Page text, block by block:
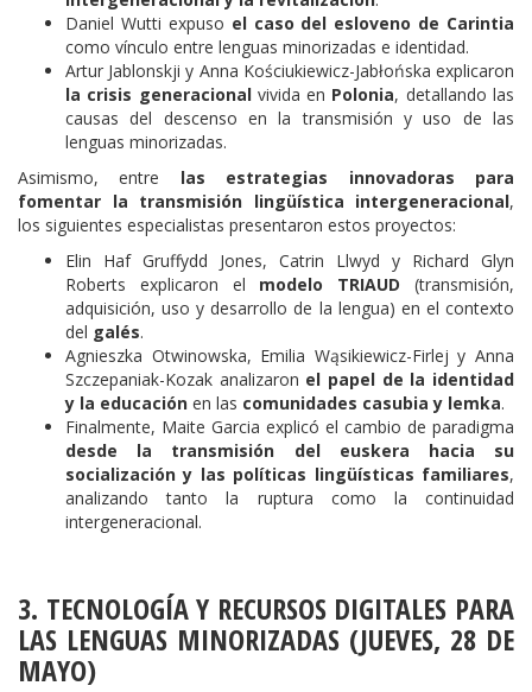
Daniel Wutti expuso el caso del esloveno de Carintia
como vínculo entre lenguas minorizadas e identidad.
Artur Jablonskji y Anna Kościukiewicz-Jabłońska explicaron
la crisis generacionalvivida en Polonia, detallando las
causas del descenso en la transmisión y uso de las
lenguas minorizadas.
Asimismo, entre las estrategias innovadoras para
fomentar la transmisión lingüística intergeneracional,
los siguientes especialistas presentaron estos proyectos:
Elin Haf Gruffydd Jones, Catrin Llwyd y Richard Glyn
Roberts explicaron el modelo TRIAUD (transmisión,
adquisición, uso y desarrollo de la lengua) en el contexto
del galés.
Agnieszka Otwinowska, Emilia Wąsikiewicz-Firlej y Anna
Szczepaniak-Kozak analizaron el papel de la identidad
y la educación en las comunidades casubia y lemka.
Finalmente, Maite Garcia explicó el cambio de paradigma
desde la transmisión del euskera hacia su
socialización y las políticas lingüísticas familiares,
analizando tanto la ruptura como la continuidad
intergeneracional.
3. TECNOLOGÍA Y RECURSOS DIGITALES PARA
LAS LENGUAS MINORIZADAS (JUEVES, 28 DE
MAYO)